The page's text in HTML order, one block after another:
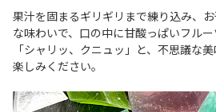
果汁を固まるギリギリまで練り込み、
な味わいで、口の中に甘酸っぱいフル
「シャリッ、クニュッ」と、不思議な
楽しみください。